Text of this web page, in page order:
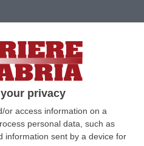
privacy
or access information on a
personal data, such as
information sent by a device for